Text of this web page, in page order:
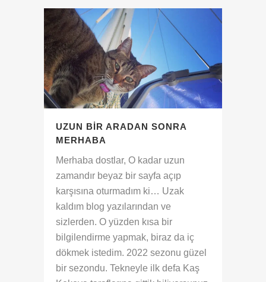
UZUN BIR ARADAN SONRA
MERHABA
Merhaba dostlar, O kadar uzun
zamandır beyaz bir sayfa açıp
karşısına oturmadım ki… Uzak
kaldım blog yazılarından ve
sizlerden. O yüzden kısa bir
bilgilendirme yapmak, biraz da iç
dökmek istedim. 2022 sezonu güzel
bir sezondu. Tekneyle ilk defa Kaş